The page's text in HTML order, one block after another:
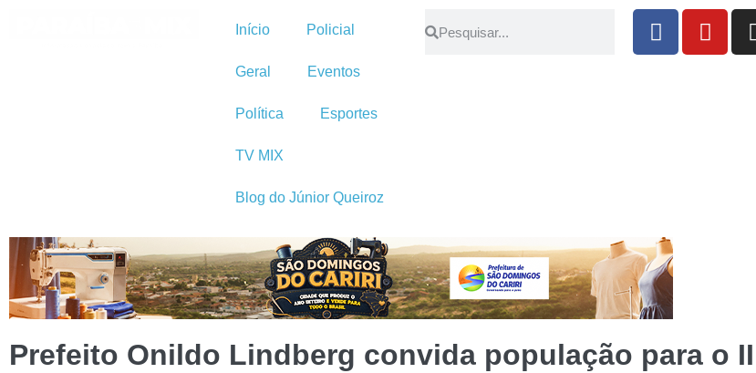
Início Policial
Geral Eventos
Política Esportes
TV MIX
Blog do Júnior Queiroz
Prefeito Onildo Lindberg convida população para o